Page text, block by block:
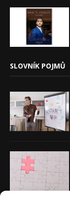
SLOVNÍK POJMŮ